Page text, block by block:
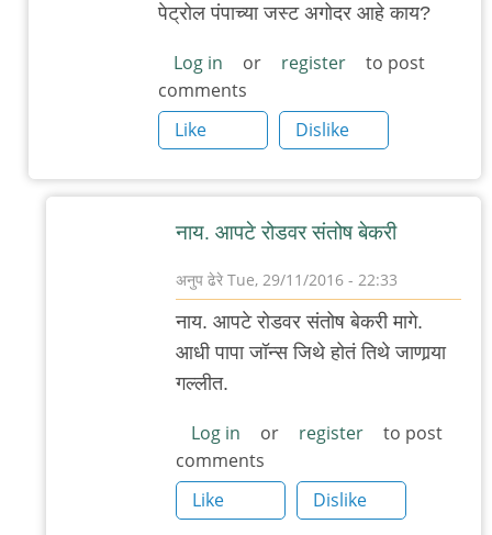
पुन्हा
एकदा
डेक्कन
रोंदेवू
(
टायपत
नाहीये
पेट्रोल पंपाच्या जस्ट अगोदर आहे काय?
Log in or register
to post
comments
Like
Dislike
नाय. आपटे रोडवर संतोष बेकरी
अनुप ढेरे Tue, 29/11/2016 - 22:33
In
reply
नक्की
कुठे?
जे
एम
नाय. आपटे रोडवर संतोष बेकरी मागे.
आधी पापा जॉन्स जिथे होतं तिथे जाणार्‍या
गल्लीत.
Log in or register
to post
comments
Like
Dislike